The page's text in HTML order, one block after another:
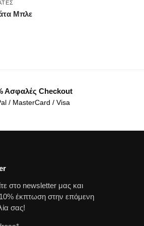
Μπλε
Ασφαλές Checkout
/ MasterCard / Visa
στο newsletter μας και
10% έκπτωση στην επόμενη
σας!